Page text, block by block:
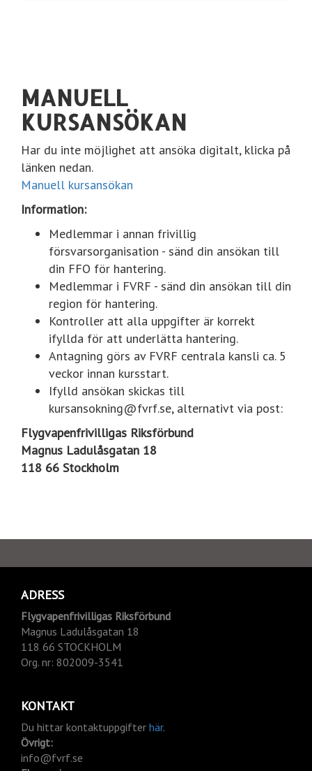
MANUELL
KURSANSÖKAN
Har du inte möjlighet att ansöka digitalt, klicka på
länken nedan.
Manuell kursansökan
Information:
Medlemmar i annan frivillig
försvarsorganisation - sänd din ansökan till
din FFO för hantering.
Medlemmar i FVRF - sänd din ansökan till din
region för hantering.
Kontroller att alla uppgifter är korrekt
ifyllda för att underlätta hantering.
Antagning görs av FVRF centrala kansli ca. 5
veckor innan kursstart.
Ifylld ansökan skickas till
kursansokning@fvrf.se, alternativt via post:
Flygvapenfrivilligas Riksförbund
Magnus Ladulåsgatan 18
118 66 Stockholm
ADRESS
Flygvapenfrivilligas Riksförbund
Magnus Ladulåsgatan 18
118 66 STOCKHOLM
Org. nr: 802009-3541
KONTAKT
Du hittar kontaktuppgifter här.
Övrigt:
info@fvrf.se